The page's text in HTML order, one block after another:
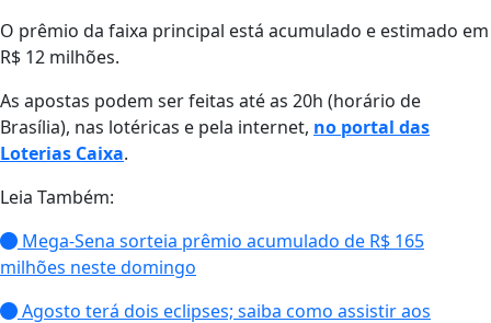
O prêmio da faixa principal está acumulado e estimado em
R$ 12 milhões.
As apostas podem ser feitas até as 20h (horário de
Brasília), nas lotéricas e pela internet, no portal das
Loterias Caixa.
Leia Também:
Mega-Sena sorteia prêmio acumulado de R$ 165
milhões neste domingo
Agosto terá dois eclipses; saiba como assistir aos